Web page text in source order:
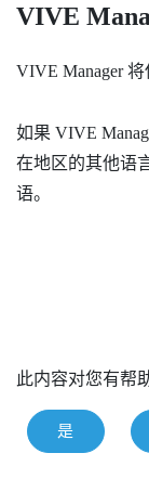
VIVE
VIVE Manager将
如果 VIVE
在地区的其他语
语。
此内容对您有帮
是